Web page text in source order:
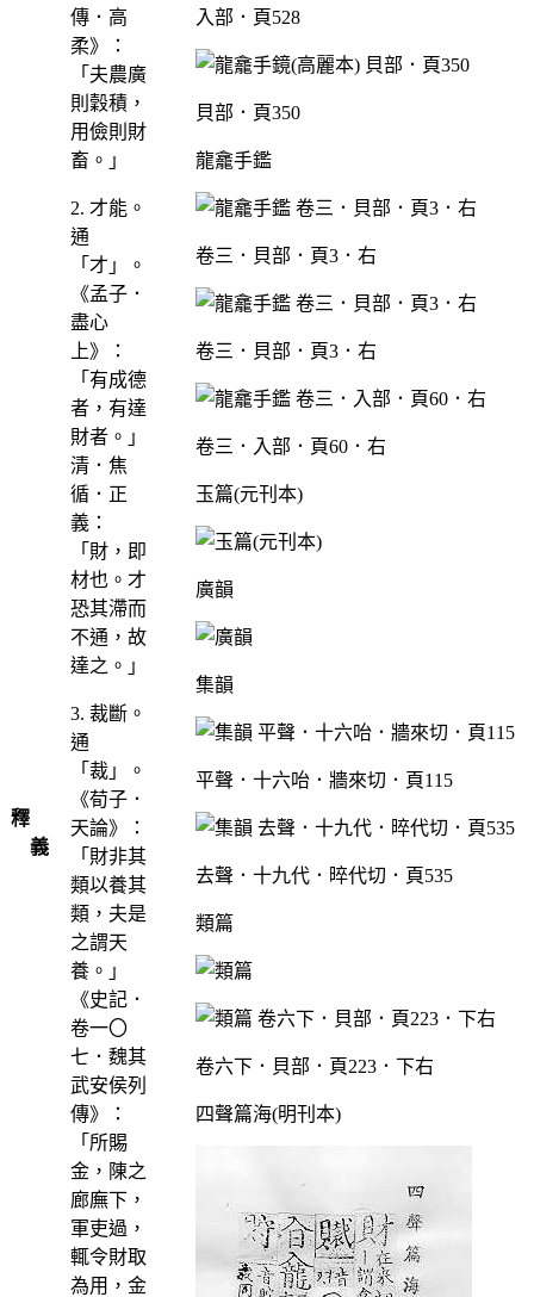
釋
義
傳．高
柔》：
「夫農廣
則穀積，
用儉則財
畜。」
2. 才能。
通
「才」。
《孟子．
盡心
上》：
「有成德
者，有達
財者。」
清．焦
循．正
義：
「財，即
材也。才
恐其滯而
不通，故
達之。」
3. 裁斷。
通
「裁」。
《荀子．
天論》：
「財非其
類以養其
類，夫是
之謂天
養。」
《史記．
卷一〇
七．魏其
武安侯列
傳》：
「所賜
金，陳之
廊廡下，
軍吏過，
輒令財取
為用，金
入部．頁528
貝部．頁350
龍龕手鑑
卷三．貝部．頁3．右
卷三．貝部．頁3．右
卷三．入部．頁60．右
玉篇(元刊本)
廣韻
集韻
平聲．十六咍．牆來切．頁115
去聲．十九代．晬代切．頁535
類篇
卷六下．貝部．頁223．下右
四聲篇海(明刊本)